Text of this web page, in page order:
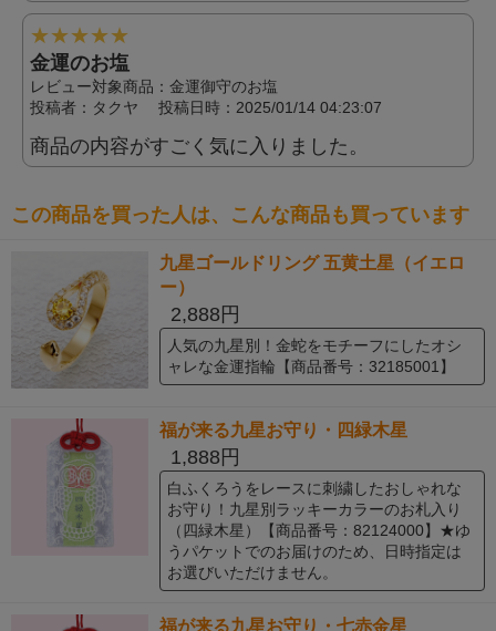
★★★★★
金運のお塩
レビュー対象商品：金運御守のお塩
投稿者： タクヤ 投稿日時：2025/01/14 04:23:07
商品の内容がすごく気に入りました。
この商品を買った人は、こんな商品も買っています
九星ゴールドリング 五黄土星（イエロ
ー）
2,888円
人気の九星別！金蛇をモチーフにしたオシ
ャレな金運指輪【商品番号：32185001】
福が来る九星お守り・四緑木星
1,888円
白ふくろうをレースに刺繍したおしゃれな
お守り！九星別ラッキーカラーのお札入り
（四緑木星）【商品番号：82124000】★ゆ
うパケットでのお届けのため、日時指定は
お選びいただけません。
福が来る九星お守り・七赤金星